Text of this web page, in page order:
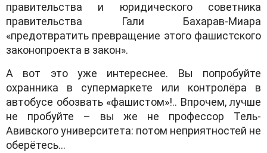
правительства и юридического советника
правительства Гали Бахарав-Миара
«предотвратить превращение этого фашистского
законопроекта в закон».
А вот это уже интереснее. Вы попробуйте
охранника в супермаркете или контролёра в
автобусе обозвать «фашистом»!.. Впрочем, лучше
не пробуйте – вы же не профессор Тель-
Авивского университета: потом неприятностей не
оберётесь…